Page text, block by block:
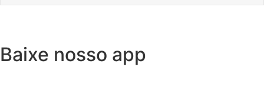
Baixe nosso app